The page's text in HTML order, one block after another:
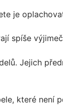
je
spíše
Jejich
které není